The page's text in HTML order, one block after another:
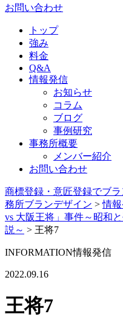
お問い合わせ
トップ
強み
料金
Q&A
情報発信
お知らせ
コラム
ブログ
事例研究
事務所概要
メンバー紹介
お問い合わせ
商標登録・意匠登録でブ
務所ブランデザイン >情
vs 大阪王将」事件～昭和
説～ > 王将7
INFORMATION情報発信
2022.09.16
王将7